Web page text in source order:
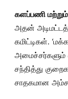
களப்பணி மற்றும்
அதன்
கமிட்டிகள்.
அமைச்சர்களும்
சந்தித்து
சாதகமான